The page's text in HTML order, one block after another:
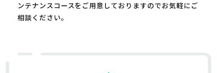
ンテナンスコースをご用意しておりますのでお気軽にご
相談ください。